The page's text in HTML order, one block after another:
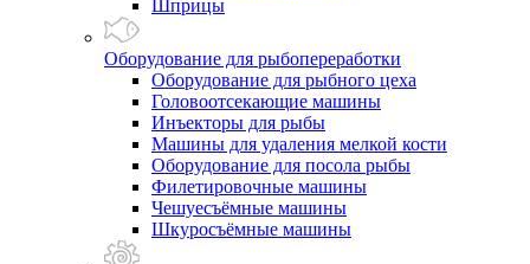
Шприцы
Оборудование для рыбопереработки
Оборудование для рыбного цеха
Головоотсекающие машины
Инъекторы для рыбы
Машины для удаления мелкой кости
Оборудование для посола рыбы
Филетировочные машины
Чешуесъёмные машины
Шкуросъёмные машины